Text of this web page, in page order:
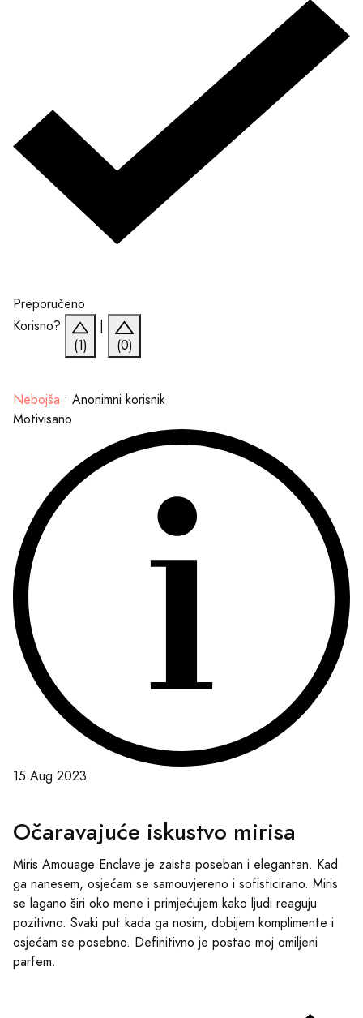
Preporučeno
Korisno?
(1)
(0)
Nebojša • Anonimni korisnik
Motivisano
15 Aug 2023
Očaravajuće iskustvo mirisa
Miris Amouage Enclave je zaista poseban i elegantan. Kad
ga nanesem, osjećam se samouvjereno i sofisticirano. Miris
se lagano širi oko mene i primjećujem kako ljudi reaguju
pozitivno. Svaki put kada ga nosim, dobijem komplimente i
osjećam se posebno. Definitivno je postao moj omiljeni
parfem.